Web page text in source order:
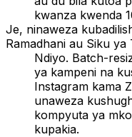
kwanza kwenda
Je, ninaweza
Ramadhani au Siku ya
Ndiyo. Batch-
ya kampeni na
Instagram kama
unaweza
kompyuta ya
kupakia.